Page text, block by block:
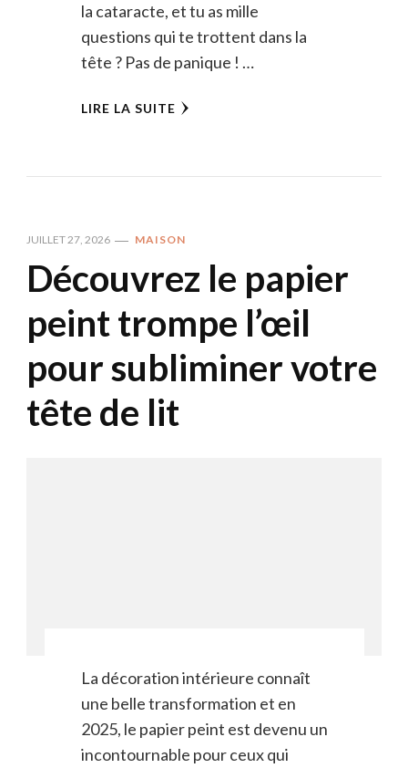
la cataracte, et tu as mille
questions qui te trottent dans la
tête ? Pas de panique ! …
LIRE LA SUITE
JUILLET 27, 2026 MAISON
Découvrez le papier
peint trompe l’œil
pour subliminer votre
tête de lit
La décoration intérieure connaît
une belle transformation et en
2025, le papier peint est devenu un
incontournable pour ceux qui